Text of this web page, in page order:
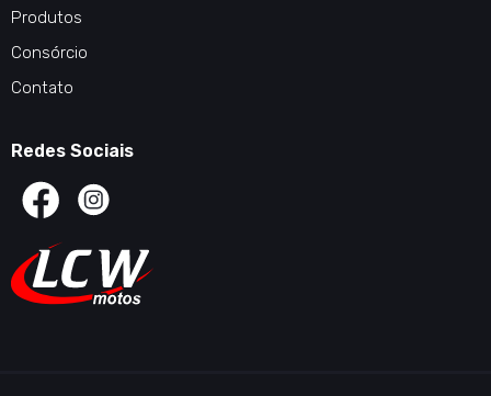
Produtos
Consórcio
Contato
Redes Sociais